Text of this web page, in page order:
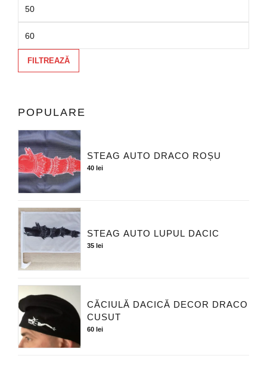
FILTREAZĂ
POPULARE
STEAG AUTO DRACO ROȘU
40lei
STEAG AUTO LUPUL DACIC
35lei
CĂCIULĂ DACICĂ DECOR DRACO
CUSUT
60lei